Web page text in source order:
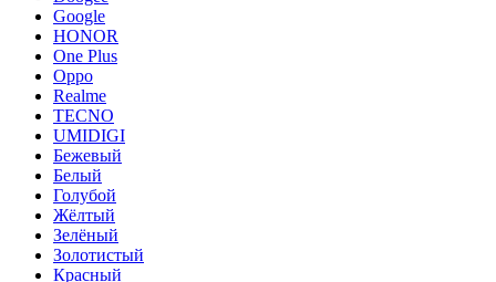
Google
HONOR
One Plus
Oppo
Realme
TECNO
UMIDIGI
Бежевый
Белый
Голубой
Жёлтый
Зелёный
Золотистый
Красный